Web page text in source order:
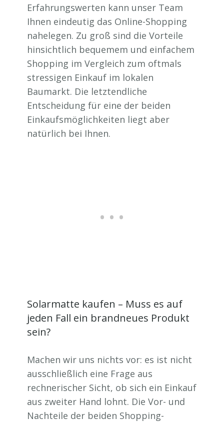
Erfahrungswerten kann unser Team
Ihnen eindeutig das Online-Shopping
nahelegen. Zu groß sind die Vorteile
hinsichtlich bequemem und einfachem
Shopping im Vergleich zum oftmals
stressigen Einkauf im lokalen
Baumarkt. Die letztendliche
Entscheidung für eine der beiden
Einkaufsmöglichkeiten liegt aber
natürlich bei Ihnen.
Solarmatte kaufen – Muss es auf
jeden Fall ein brandneues Produkt
sein?
Machen wir uns nichts vor: es ist nicht
ausschließlich eine Frage aus
rechnerischer Sicht, ob sich ein Einkauf
aus zweiter Hand lohnt. Die Vor- und
Nachteile der beiden Shopping-